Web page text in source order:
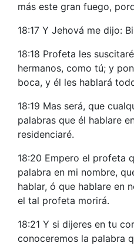
más este gran fuego,
18:17 Y Jehová me dijo:
18:18 Profeta les
hermanos, como tú; y
boca, y él les hablará
18:19 Mas será, que
palabras que él hablare
residenciaré.
18:20 Empero el profeta
palabra en mi nombre,
hablar, ó que hablare en
el tal profeta morirá.
18:21 Y si dijeres en tu
conoceremos la palabra